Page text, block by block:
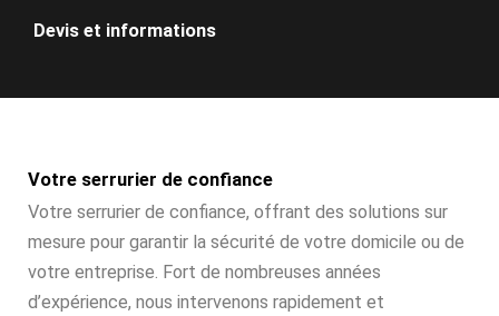
Devis et informations
Votre serrurier de confiance
Votre serrurier de confiance, offrant des solutions sur
mesure pour garantir la sécurité de votre domicile ou de
votre entreprise. Fort de nombreuses années
d’expérience, nous intervenons rapidement et